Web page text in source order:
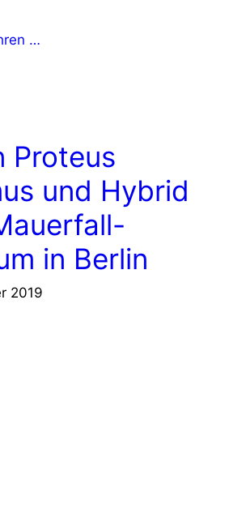
…
Proteus
und Hybrid
in Berlin
2019